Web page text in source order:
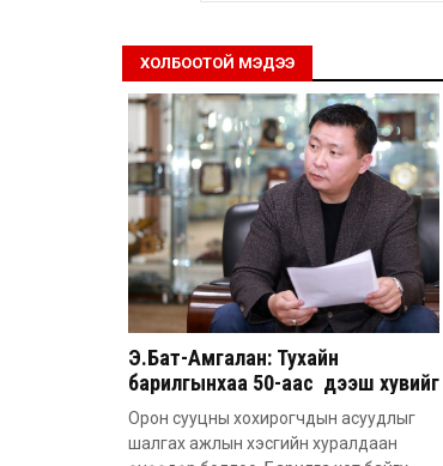
ХОЛБООТОЙ МЭДЭЭ
Э.Бат-Амгалан: Тухайн
барилгынхаа 50-аас дээш хувийг
барьсан тохиолдолд иргэдээс
захиалга авдаг болгоно
Орон сууцны хохирогчдын асуудлыг
шалгах ажлын хэсгийн хуралдаан